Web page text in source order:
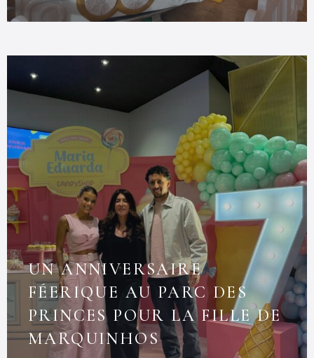
UN ANNIVERSAIRE
FÉERIQUE AU PARC DES
PRINCES POUR LA FILLE DE
MARQUINHOS